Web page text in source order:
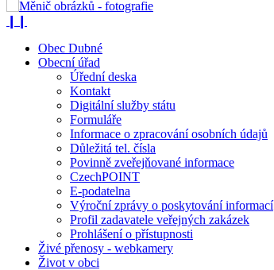
Obec Dubné
Obecní úřad
Úřední deska
Kontakt
Digitální služby státu
Formuláře
Informace o zpracování osobních údajů
Důležitá tel. čísla
Povinně zveřejňované informace
CzechPOINT
E-podatelna
Výroční zprávy o poskytování informací
Profil zadavatele veřejných zakázek
Prohlášení o přístupnosti
Živé přenosy - webkamery
Život v obci